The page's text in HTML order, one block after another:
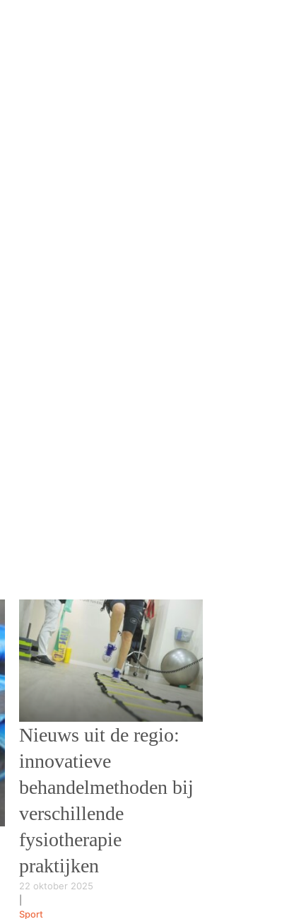
Nieuws uit de regio:
innovatieve
behandelmethoden bij
verschillende
fysiotherapie
praktijken
22 oktober 2025
Sport